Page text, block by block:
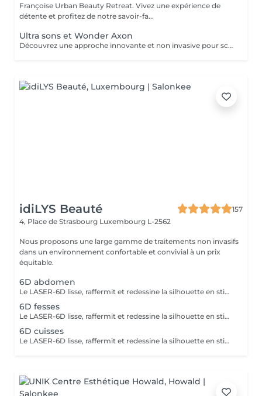
Françoise Urban Beauty Retreat. Vivez une expérience de
détente et profitez de notre savoir-fa...
Ultra sons et Wonder Axon
Découvrez une approche innovante et non invasive pour sculpter votre silhouette, alliant la puissance de l'ultra son à la technologie avancée du Wonder Axon. Cette synergie unique agit en profondeur pour : Défibroser les cellulites indurées : Les ondes ultrasonores ciblent les nodules fibreux, brisant les tissus durcis et libérant les graisses emprisonnées. Brûler les graisses libérées : Le Wonder Axon active la lipolyse et stimule le drainage lymphatique, éliminant naturellement les toxines et les lipides. Sculpter une musculature harmonieuse : Les impulsions électrostimulantes du Wonder Axon tonifient les muscles en douceur, pour une silhouette ferme et équilibrée. Booster le métabolisme de base : En stimulant la microcirculation et l'activité cellulaire, cette combinaison relance la combustion des calories même au repos.
idiLYS Beauté
157
4, Place de Strasbourg Luxembourg L-2562
Nous proposons une large gamme de traitements non invasifs
dans un environnement confortable et convivial à un prix
équitable.
6D abdomen
Le LASER-6D lisse, raffermit et redessine la silhouette en stimulant la peau en profondeur pour atténuer visiblement la cellulite. La LUMINOTHÉRAPIE du visage consiste à exposer la peau à des lumières LED afin de stimuler le renouvellement cellulaire et améliorer l'éclat du teint.
6D fesses
Le LASER-6D lisse, raffermit et redessine la silhouette en stimulant la peau en profondeur pour atténuer visiblement la cellulite.
6D cuisses
Le LASER-6D lisse, raffermit et redessine la silhouette en stimulant la peau en profondeur pour atténuer visiblement la cellulite. La LUMINOTHÉRAPIE du visage consiste à exposer la peau à des lumières LED afin de stimuler le renouvellement cellulaire et améliorer l'éclat du teint.